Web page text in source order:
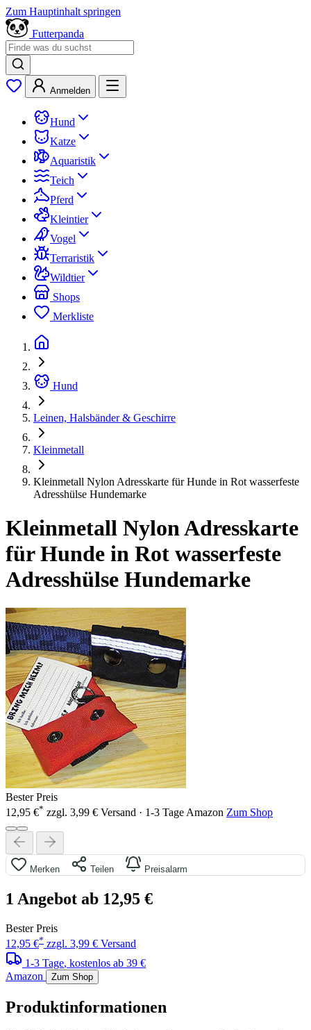
Zum Hauptinhalt springen
Futterpanda
Anmelden
Hund
Katze
Aquaristik
Teich
Pferd
Kleintier
Vogel
Terraristik
Wildtier
Shops
Merkliste
Hund
Leinen, Halsbänder & Geschirre
Kleinmetall
Kleinmetall Nylon Adresskarte für Hunde in Rot wasserfeste
Adresshülse Hundemarke
Kleinmetall Nylon Adresskarte
für Hunde in Rot wasserfeste
Adresshülse Hundemarke
Bester Preis
12,95 €* zzgl. 3,99 € Versand · 1-3 Tage Amazon Zum Shop
Merken Teilen Preisalarm
1 Angebot ab 12,95 €
Bester Preis
12,95 €* zzgl. 3,99 € Versand
1-3 Tage, kostenlos ab 39 €
Amazon
Zum Shop
Produktinformationen